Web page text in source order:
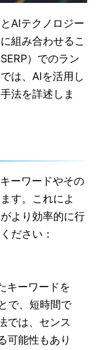
AIテクノロジー
組み合わせるこ
）でのラン
は、AIを活用し
法を詳述しま
ーワードやその
す。これによ
より効率的に行
ださい：
キーワードを
で、短時間で
では、センス
可能性もあり